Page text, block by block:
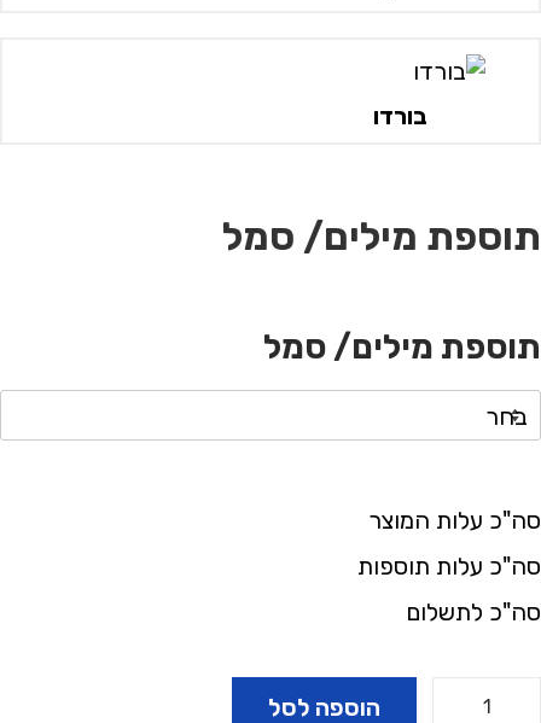
בורדו
תוספת מילים/ סמל
תוספת מילים/ סמל
סה"כ עלות המוצר
סה"כ עלות תוספות
סה"כ לתשלום
הוספה לסל